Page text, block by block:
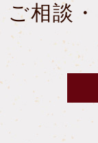
ご相談